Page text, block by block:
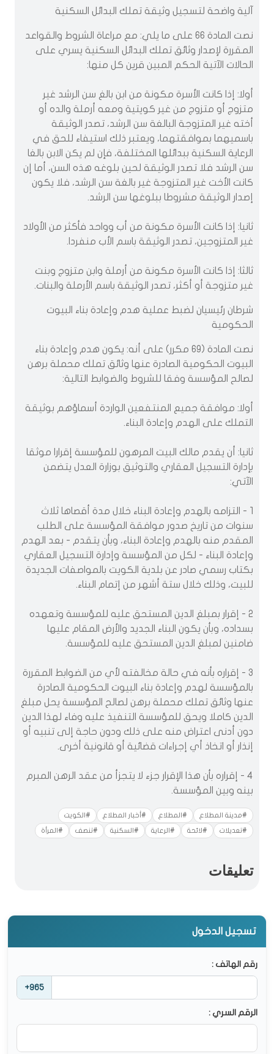
آلية واضحة لتسجيل وثيقة تملك البدائل السكنية
نصت المادة 66 على ما يلي: مع مراعاة الشروط والقواعد
المقررة لإصدار وثائق تملك البدائل السكنية يسري على
الحالات الآتية الحكم المبين قرين كل منها:
أولا: إذا كانت الأسرة مكونة من ابن بالغ سن الرشد غير
متزوج أو متزوج من غير كويتية ومعه أرملة والده أو
أخته غير المتزوجة البالغة سن الرشد، تصدر الوثيقة
باسميهما بموافقتهما، ويعتبر ذلك استيفاء للحق في
الرعاية السكنية ببدائلها المختلفة، فإن لم يكن الابن بالغا
سن الرشد فلا تصدر الوثيقة لحين بلوغه هذه السن، أما إن
كانت الأخت غير المتزوجة غير بالغة سن الرشد، فلا يكون
إصدار الوثيقة مشروطا ببلوغها سن الرشد.
ثانيا: إذا كانت الأسرة مكونة من أب وواحد فأكثر من الأولاد
غير المتزوجين، تصدر الوثيقة باسم الأب منفردا.
ثالثا: إذا كانت الأسرة مكونة من أرملة وابن متزوج وبنت
غير متزوجة أو أكثر، تصدر الوثيقة باسم الأرملة والبنات.
شرطان رئيسيان لضبط عملية هدم وإعادة بناء البيوت
الحكومية
نصت المادة (69 مكرر) على أنه: يكون هدم وإعادة بناء
البيوت الحكومية الصادرة عنها وثائق تملك محملة برهن
لصالح المؤسسة وفقا للشروط والضوابط التالية:
أولا: موافقة جميع المنتفعين الواردة أسماؤهم بوثيقة
التملك على الهدم وإعادة البناء.
ثانيا: أن يقدم مالك البيت المرهون للمؤسسة إقرارا موثقا
بإدارة التسجيل العقاري والتوثيق بوزارة العدل يتضمن
الآتي:
1 - التزامه بالهدم وإعادة البناء خلال مدة أقصاها ثلاث
سنوات من تاريخ صدور موافقة المؤسسة على الطلب
المقدم منه بالهدم وإعادة البناء، وبأن يتقدم - بعد الهدم
وإعادة البناء - لكل من المؤسسة وإدارة التسجيل العقاري
بكتاب رسمي صادر عن بلدية الكويت بالمواصفات الجديدة
للبيت، وذلك خلال ستة أشهر من إتمام البناء.
2 - إقرار بمبلغ الدين المستحق عليه للمؤسسة وتعهده
بسداده، وبأن يكون البناء الجديد والأرض المقام عليها
ضامنين لمبلغ الدين المستحق عليه للمؤسسة.
3 - إقراره بأنه في حالة مخالفته لأي من الضوابط المقررة
بالمؤسسة لهدم وإعادة بناء البيوت الحكومية الصادرة
عنها وثائق تملك محملة برهن لصالح المؤسسة يحل مبلغ
الدين كاملا ويحق للمؤسسة التنفيذ عليه وفاء لهذا الدين
دون أدنى اعتراض منه على ذلك ودون حاجة إلى تنبيه أو
إنذار أو اتخاذ أي إجراءات قضائية أو قانونية أخرى.
4 - إقراره بأن هذا الإقرار جزء لا يتجزأ من عقد الرهن المبرم
بينه وبين المؤسسة.
#مدينة المطلاع #المطلاع #أخبار المطلاع #الكويت
#تعديلات #لائحة #الرعاية #السكنية #تنصف #المرأة
تعليقات
تسجيل الدخول
رقم الهاتف :
+965
الرقم السري :